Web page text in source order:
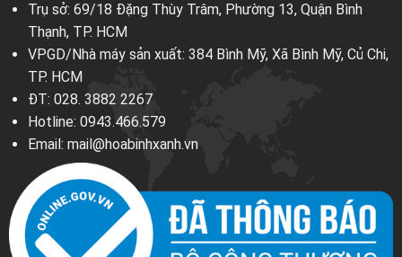
Trụ sở: 69/18 Đặng Thùy Trâm, Phường 13, Quận Bình
Thạnh, TP. HCM
VPGD/Nhà máy sản xuất: 384 Bình Mỹ, Xã Bình Mỹ, Củ Chi,
TP. HCM
ĐT: 028. 3882 2267
Hotline: 0943.466.579
Email: mail@hoabinhxanh.vn